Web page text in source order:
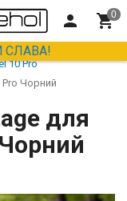
СЛАВА!
10 Pro
Чорний
для